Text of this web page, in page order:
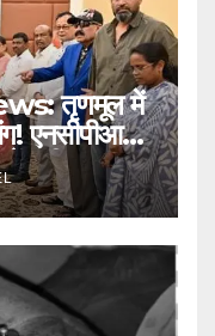
तृणमूल में
एनसीपीआई में
बढ़ी
राय